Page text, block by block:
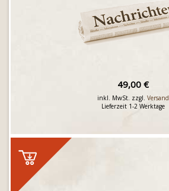
49,00 €
inkl. MwSt. zzgl. Versand
Lieferzeit 1-2 Werktage